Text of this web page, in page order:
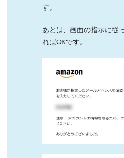
す。
あとは、画面の指示に従
ればOKです。